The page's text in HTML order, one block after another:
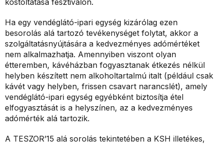
kóstoltatása fesztiválon.
Ha egy vendéglátó-ipari egység kizárólag ezen
besorolás alá tartozó tevékenységet folytat, akkor a
szolgáltatásnyújtására a kedvezményes adómértéket
nem alkalmazhatja. Amennyiben viszont olyan
étteremben, kávéházban fogyasztanak étkezés nélkül
helyben készített nem alkoholtartalmú italt (például csak
kávét vagy helyben, frissen csavart narancslét), amely
vendéglátó-ipari egység egyébként biztosítja étel
elfogyasztását is a helyszínen, az a kedvezményes
adómérték alá tartozik.
A TESZOR’15 alá sorolás tekintetében a KSH illetékes,